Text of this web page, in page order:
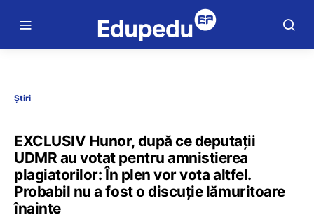
Știri
EXCLUSIV Hunor, după ce deputații
UDMR au votat pentru amnistierea
plagiatorilor: În plen vor vota altfel.
Probabil nu a fost o discuție lămuritoare
înainte